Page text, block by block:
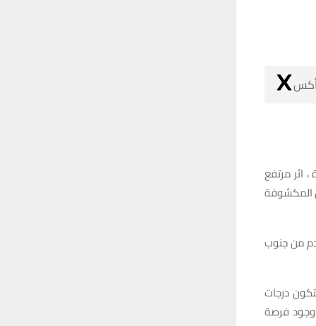
أكس
اثر مرتفع
المكشوفة
من جنوب
مئوية ، فيما ستكون درجات
وجود فرصة